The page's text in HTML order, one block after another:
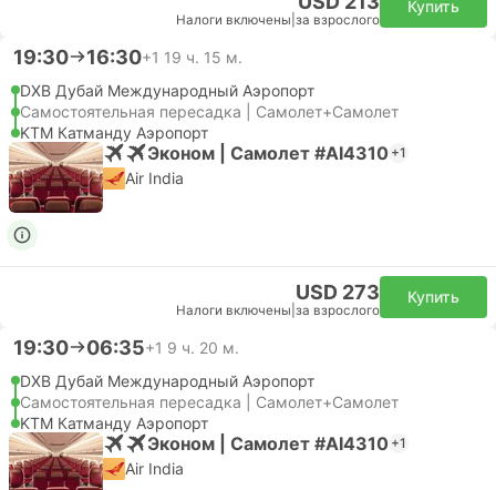
Налоги включены за взрослого
Купить
19:30 16:30+1 19 ч. 15 м.
DXB Дубай Международный Аэропорт
Самостоятельная пересадка | Самолет+Самолет
KTM Катманду Аэропорт
Эконом | Самолет #AI4310 +1
Air India
USD 273
Налоги включены за взрослого
Купить
19:30 06:35+1 9 ч. 20 м.
DXB Дубай Международный Аэропорт
Самостоятельная пересадка | Самолет+Самолет
KTM Катманду Аэропорт
Эконом | Самолет #AI4310 +1
Air India